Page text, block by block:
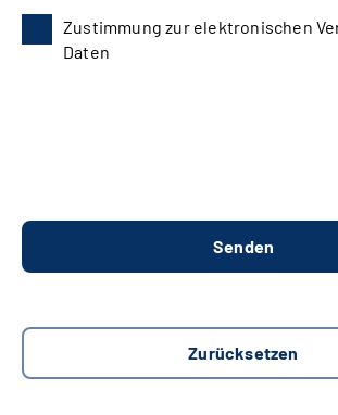
Zustimmung zur elektronischen
Daten